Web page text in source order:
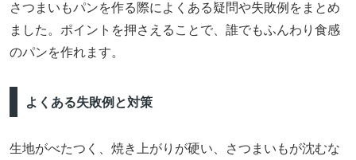
さつまいもパンを作る際によくある疑問や失敗例をまとめ
ました。ポイントを押さえることで、誰でもふんわり食感
のパンを作れます。
よくある失敗例と対策
生地がべたつく、焼き上がりが硬い、さつまいもが沈むな